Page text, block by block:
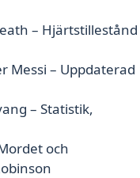
– Hjärtstillestånd
Messi – Uppdaterad
– Statistik,
och